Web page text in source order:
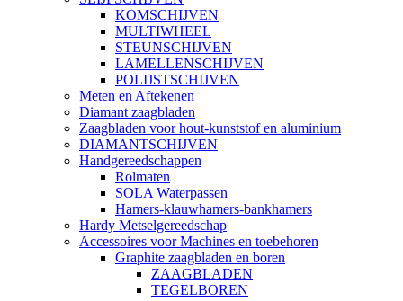
KOMSCHIJVEN
MULTIWHEEL
STEUNSCHIJVEN
LAMELLENSCHIJVEN
POLIJSTSCHIJVEN
Meten en Aftekenen
Diamant zaagbladen
Zaagbladen voor hout-kunststof en aluminium
DIAMANTSCHIJVEN
Handgereedschappen
Rolmaten
SOLA Waterpassen
Hamers-klauwhamers-bankhamers
Hardy Metselgereedschap
Accessoires voor Machines en toebehoren
Graphite zaagbladen en boren
ZAAGBLADEN
TEGELBOREN